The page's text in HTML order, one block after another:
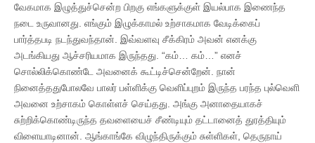
வேகமாக இழுத்துச்சென்ற பிறகு எங்களுக்குள் இயல்பாக இணைந்த
நடை உருவானது. எங்கும் இழுக்காமல் உற்சாகமாக வேடிக்கைப்
பார்த்தபடி நடந்துவந்தான். இவ்வளவு சீக்கிரம் அவன் எனக்கு
அடங்கியது ஆச்சரியமாக இருந்தது. “கம்… கம்…” எனச்
சொல்லிக்கொண்டே அவனைக் கூட்டிச்சென்றேன். நான்
நினைத்ததுபோலவே பாலர் பள்ளிக்கு வெளிப்புறம் இருந்த பரந்த புல்வெளி
அவனை உற்சாகம் கொள்ளச் செய்தது. அங்கு அனாதையாகச்
சுற்றிக்கொண்டிருந்த தவளையைச் சீண்டியும் தட்டானைத் துரத்தியும்
விளையாடினான். ஆங்காங்கே விழுந்திருக்கும் சுள்ளிகள், தெருநாய்